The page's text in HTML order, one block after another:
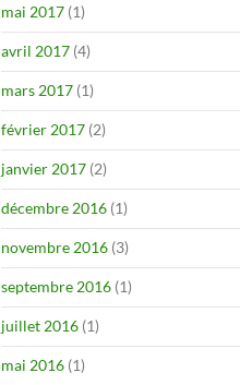
mai 2017 (1)
avril 2017 (4)
mars 2017 (1)
février 2017 (2)
janvier 2017 (2)
décembre 2016 (1)
novembre 2016 (3)
septembre 2016 (1)
juillet 2016 (1)
mai 2016 (1)